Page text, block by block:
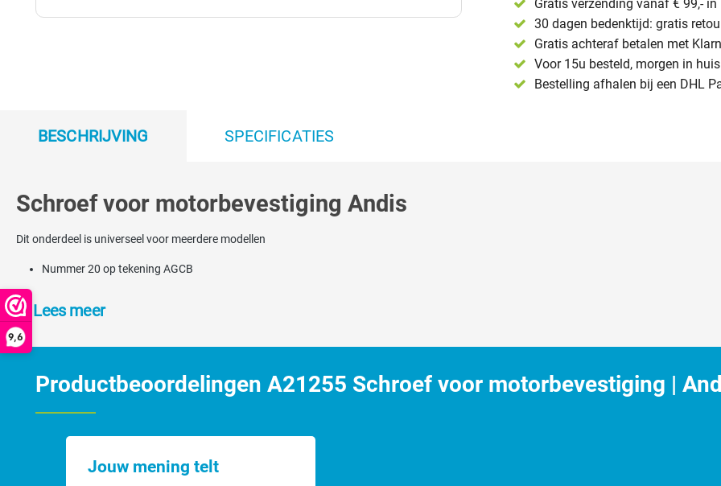
9,6
Gratis verzending vanaf € 99,- in
30 dagen bedenktijd: gratis
Gratis achteraf betalen met
Voor 15u besteld, morgen in
Bestelling afhalen bij een DHL
BESCHRIJVING SPECIFICATIES
Schroef voor motorbevestiging Andis
Dit onderdeel is universeel voor meerdere modellen
Nummer 20 op tekening AGCB
Lees meer
Productbeoordelingen A21255 Schroef voor motorbevestiging |
Jouw mening telt